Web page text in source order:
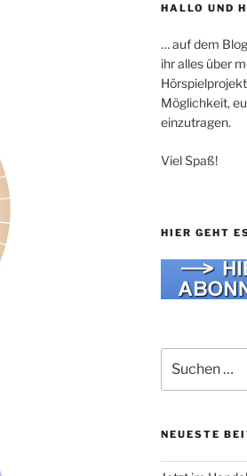
HALLO UND
… auf dem
ihr alles über
Möglichkeit,
einzutragen.
Viel Spaß!
HIER GEHT
nach:
NEUESTE